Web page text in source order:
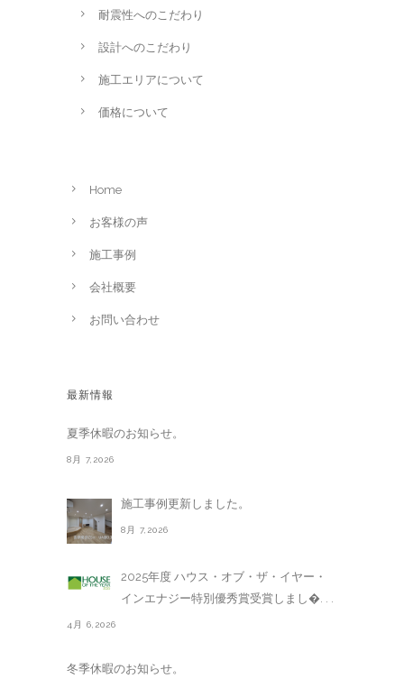
耐震性へのこだわり
設計へのこだわり
施工エリアについて
価格について
Home
お客様の声
施工事例
会社概要
お問い合わせ
最新情報
夏季休暇のお知らせ。
8月 7,2026
施工事例更新しました。
8月 7,2026
2025年度 ハウス・オブ・ザ・イヤー・
インエナジー特別優秀賞受賞しまし�. . .
4月 6,2026
冬季休暇のお知らせ。